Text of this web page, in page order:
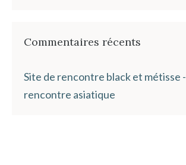
Commentaires récents
Site de rencontre black et métisse -
rencontre asiatique